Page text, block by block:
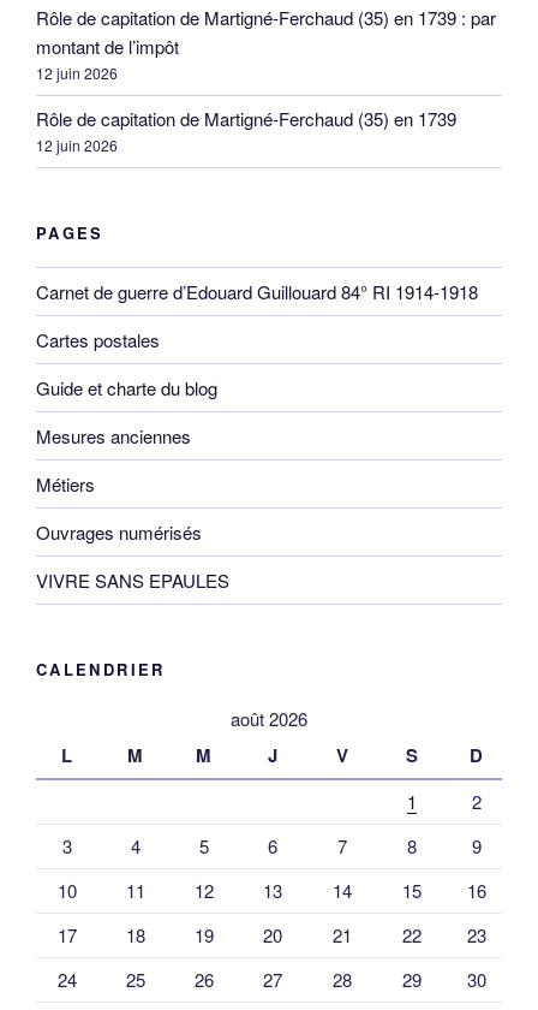
Rôle de capitation de Martigné-Ferchaud (35) en 1739 : par
montant de l’impôt
12 juin 2026
Rôle de capitation de Martigné-Ferchaud (35) en 1739
12 juin 2026
PAGES
Carnet de guerre d’Edouard Guillouard 84° RI 1914-1918
Cartes postales
Guide et charte du blog
Mesures anciennes
Métiers
Ouvrages numérisés
VIVRE SANS EPAULES
CALENDRIER
août 2026
L M M J V S D
1
2
3
4 5 6 7 8
9
10
11 12 13 14 15
16
17
18 19 20 21 22
23
24
25 26 27 28 29 30